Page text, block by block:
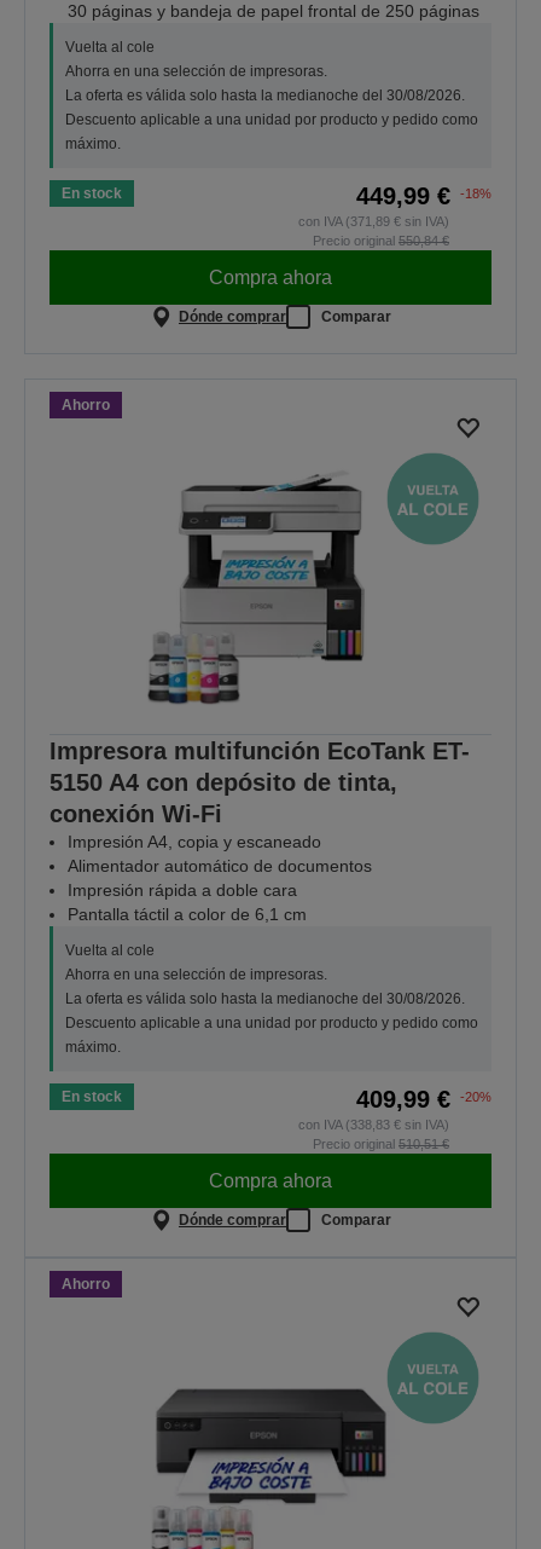
30 páginas y bandeja de papel frontal de 250 páginas
Vuelta al cole
Ahorra en una selección de impresoras.
La oferta es válida solo hasta la medianoche del 30/08/2026.
Descuento aplicable a una unidad por producto y pedido como
máximo.
En stock 449,99 €
-18%
con IVA (371,89 € sin IVA)
Precio original 550,84 €
Compra ahora
Dónde comprar Comparar
Ahorro
Impresora multifunción EcoTank ET-
5150 A4 con depósito de tinta,
conexión Wi-Fi
Impresión A4, copia y escaneado
Alimentador automático de documentos
Impresión rápida a doble cara
Pantalla táctil a color de 6,1 cm
Vuelta al cole
Ahorra en una selección de impresoras.
La oferta es válida solo hasta la medianoche del 30/08/2026.
Descuento aplicable a una unidad por producto y pedido como
máximo.
En stock 409,99 €
-20%
con IVA (338,83 € sin IVA)
Precio original 510,51 €
Compra ahora
Dónde comprar Comparar
Ahorro